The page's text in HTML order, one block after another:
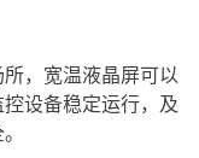
，宽温液晶屏可以
设备稳定运行，及